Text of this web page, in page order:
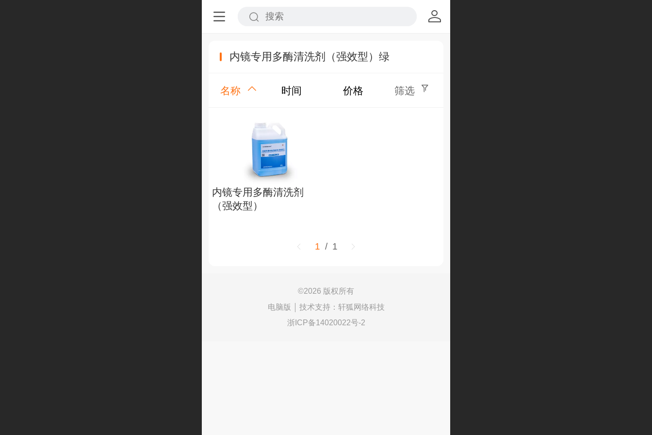
内镜专用多酶清洗剂（强效型）绿
名称 时间 价格 筛选
内镜专用多酶清洗剂
（强效型）
1 / 1
©2026 版权所有
电脑版
技术支持： 轩狐网络科技
浙ICP备14020022号-2